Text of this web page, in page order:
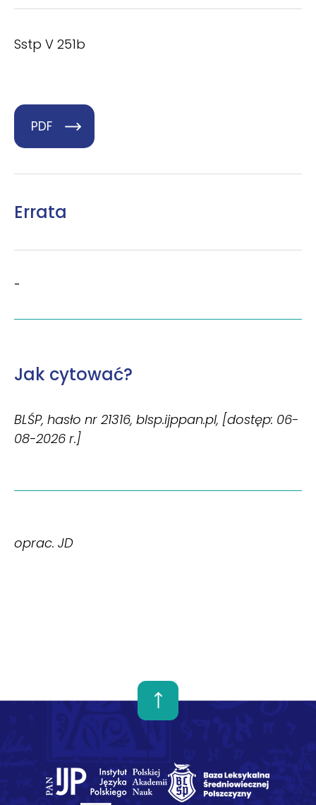
Sstp V 251b
PDF
Errata
-
Jak cytować?
BLŚP, hasło nr 21316, blsp.ijppan.pl, [dostęp: 06-
08-2026 r.]
oprac. JD